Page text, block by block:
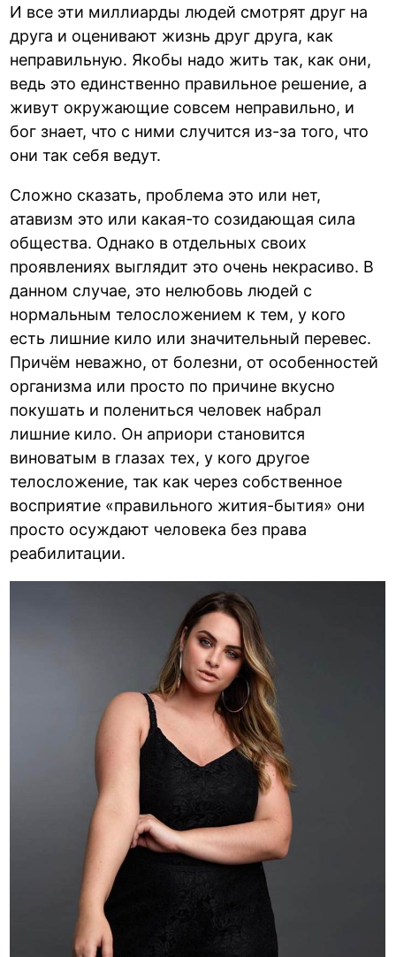
И все эти миллиарды людей смотрят друг на
друга и оценивают жизнь друг друга, как
неправильную. Якобы надо жить так, как они,
ведь это единственно правильное решение, а
живут окружающие совсем неправильно, и
бог знает, что с ними случится из-за того, что
они так себя ведут.
Сложно сказать, проблема это или нет,
атавизм это или какая-то созидающая сила
общества. Однако в отдельных своих
проявлениях выглядит это очень некрасиво. В
данном случае, это нелюбовь людей с
нормальным телосложением к тем, у кого
есть лишние кило или значительный перевес.
Причём неважно, от болезни, от особенностей
организма или просто по причине вкусно
покушать и полениться человек набрал
лишние кило. Он априори становится
виноватым в глазах тех, у кого другое
телосложение, так как через собственное
восприятие «правильного жития-бытия» они
просто осуждают человека без права
реабилитации.